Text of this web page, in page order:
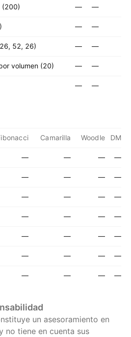
(200) — —
— —
52, 26) — —
volumen (20) — —
— —
Camarilla Woodle DM
— — — —
— — — —
— — — —
— — — —
— — — —
— — — —
— — — —
un asesoramiento en
no tiene en cuenta sus